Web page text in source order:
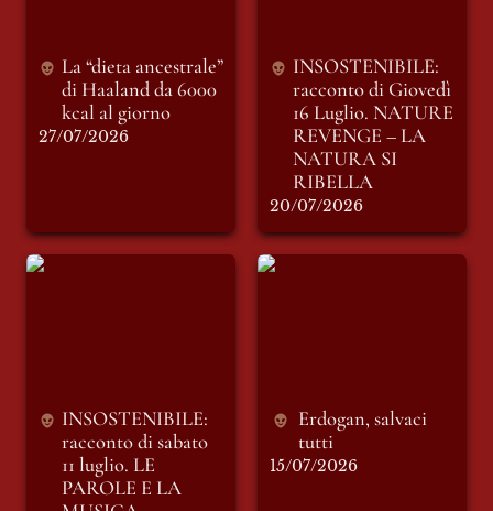
La “dieta ancestrale”
di Haaland da 6000
kcal al giorno
27/07/2026
INSOSTENIBILE:
racconto di Giovedì
16 Luglio. NATURE
REVENGE – LA
NATURA SI
RIBELLA
20/07/2026
INSOSTENIBILE:
INSOSTENIBILE:
racconto di sabato
11 luglio. LE
PAROLE E LA
Erdogan, salvaci
Erdogan, salvaci
tutti
15/07/2026